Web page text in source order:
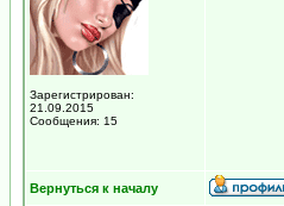
Зарегистрирован:
21.09.2015
Сообщения: 15
Вернуться к началу